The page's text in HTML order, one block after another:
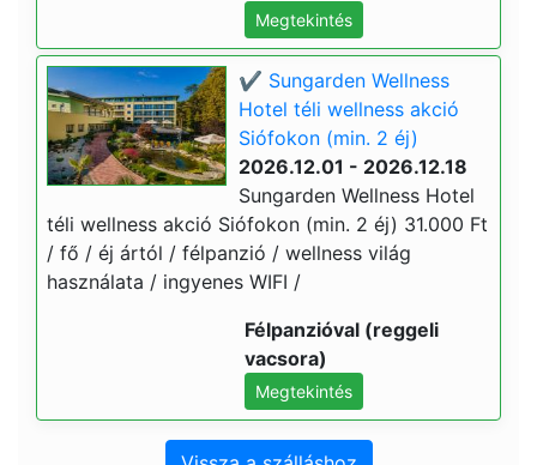
Megtekintés
✔️ Sungarden Wellness
Hotel téli wellness akció
Siófokon (min. 2 éj)
2026.12.01 - 2026.12.18
Sungarden Wellness Hotel
téli wellness akció Siófokon (min. 2 éj) 31.000 Ft
/ fő / éj ártól / félpanzió / wellness világ
használata / ingyenes WIFI /
Félpanzióval (reggeli
vacsora)
Megtekintés